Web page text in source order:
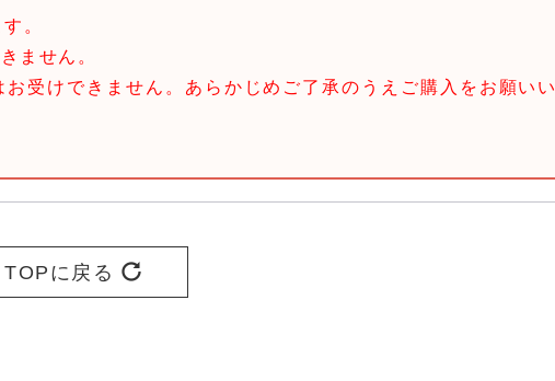
。
ません。
受けできません。あらかじめご了承のうえご購入をお願いい
TOPに戻る